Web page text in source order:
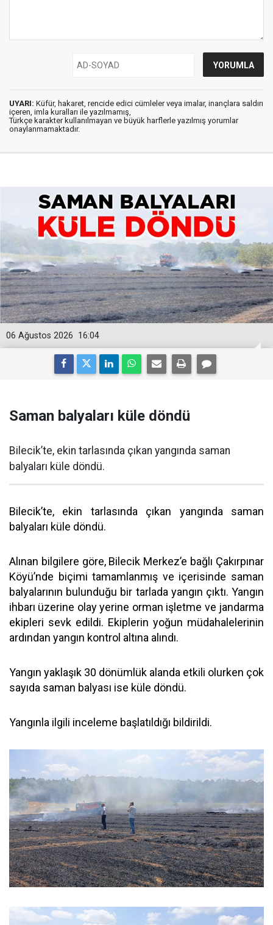
UYARI: Küfür, hakaret, rencide edici cümleler veya imalar, inançlara saldırı
içeren, imla kuralları ile yazılmamış,
Türkçe karakter kullanılmayan ve büyük harflerle yazılmış yorumlar
onaylanmamaktadır.
16:04
06 Ağustos 2026
Saman balyaları küle döndü
Bilecik’te, ekin tarlasında çıkan yangında saman
balyaları küle döndü.
Bilecik’te, ekin tarlasında çıkan yangında saman
balyaları küle döndü.
Alınan bilgilere göre, Bilecik Merkez’e bağlı Çakırpınar
Köyü’nde biçimi tamamlanmış ve içerisinde saman
balyalarının bulunduğu bir tarlada yangın çıktı. Yangın
ihbarı üzerine olay yerine orman işletme ve jandarma
ekipleri sevk edildi. Ekiplerin yoğun müdahalelerinin
ardından yangın kontrol altına alındı.
Yangın yaklaşık 30 dönümlük alanda etkili olurken çok
sayıda saman balyası ise küle döndü.
Yangınla ilgili inceleme başlatıldığı bildirildi.